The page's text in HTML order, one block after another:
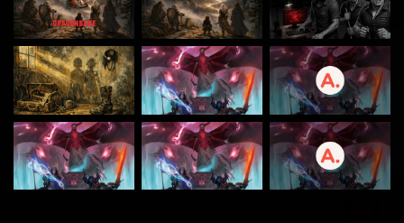
PADRINHOS E MADRINHAS QUE APOIARAM O RPG NEXT – MAIO
DE 2018:
https://rpgnext.com.br/doadores/